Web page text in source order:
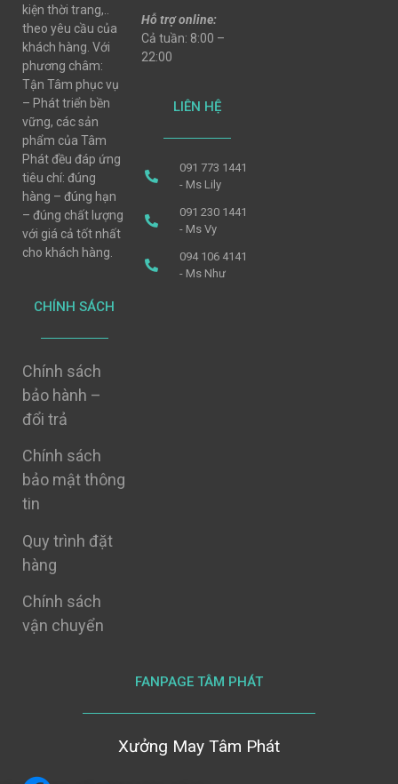
kiện thời trang,..
theo yêu cầu của
khách hàng. Với
phương châm:
Tận Tâm phục vụ
– Phát triển bền
vững, các sản
phẩm của Tâm
Phát đều đáp ứng
tiêu chí: đúng
hàng – đúng hạn
– đúng chất lượng
với giá cả tốt nhất
cho khách hàng.
CHÍNH SÁCH
Chính sách
bảo hành –
đổi trả
Chính sách
bảo mật thông
tin
Quy trình đặt
hàng
Chính sách
vận chuyển
Hỗ trợ online:
Cả tuần: 8:00 –
22:00
LIÊN HỆ
091 773 1441
- Ms Lily
091 230 1441
- Ms Vy
094 106 4141
- Ms Như
FANPAGE TÂM PHÁT
Xưởng May Tâm Phát